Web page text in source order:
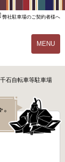
弊社駐車場のご契約者様へ
MENU
約の流れ
オーナー様へ
石自転車等駐車場